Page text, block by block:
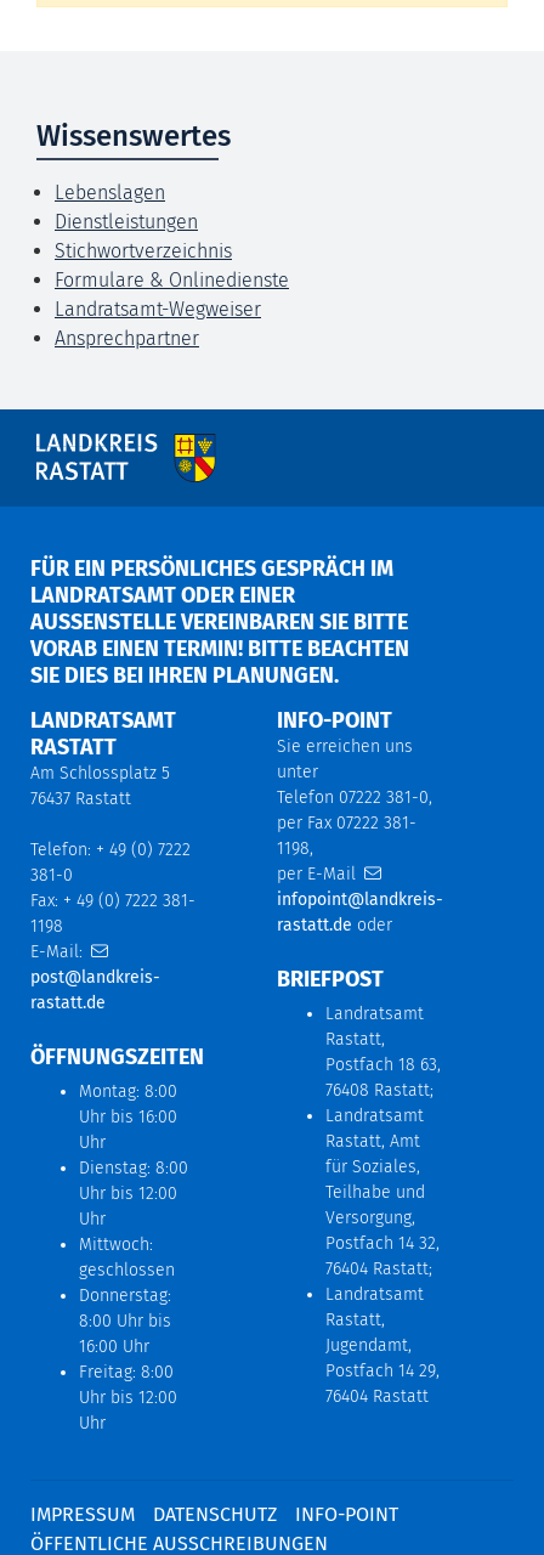
Wissenswertes
Lebenslagen
Dienstleistungen
Stichwortverzeichnis
Formulare & Onlinedienste
Landratsamt-Wegweiser
Ansprechpartner
FÜR EIN PERSÖNLICHES GESPRÄCH IM
LANDRATSAMT ODER EINER
AUSSENSTELLE VEREINBAREN SIE BITTE V
ORAB EINEN TERMIN! BITTE BEACHTEN S
IE DIES BEI IHREN PLANUNGEN.
LANDRATSAMT
RASTATT
Am Schlossplatz 5
76437 Rastatt
Telefon: + 49 (0) 7222
381-0
Fax: + 49 (0) 7222 381-
1198
E-Mail:
post@landkreis-
rastatt.de
ÖFFNUNGSZEITEN
Montag: 8:00
Uhr bis 16:00
Uhr
Dienstag: 8:00
Uhr bis 12:00
Uhr
Mittwoch:
geschlossen
Donnerstag:
8:00 Uhr bis
16:00 Uhr
Freitag: 8:00
Uhr bis 12:00
Uhr
INFO-POINT
Sie erreichen uns
unter
Telefon 07222 381-0,
per Fax 07222 381-
1198,
per E-Mail
infopoint@landkreis-
rastatt.de oder
BRIEFPOST
Landratsamt
Rastatt,
Postfach 18 63,
76408 Rastatt;
Landratsamt
Rastatt, Amt
für Soziales,
Teilhabe und
Versorgung,
Postfach 14 32,
76404 Rastatt;
Landratsamt
Rastatt,
Jugendamt,
Postfach 14 29,
76404 Rastatt
IMPRESSUM DATENSCHUTZ
INFO-POINT
ÖFFENTLICHE AUSSCHREIBUNGEN